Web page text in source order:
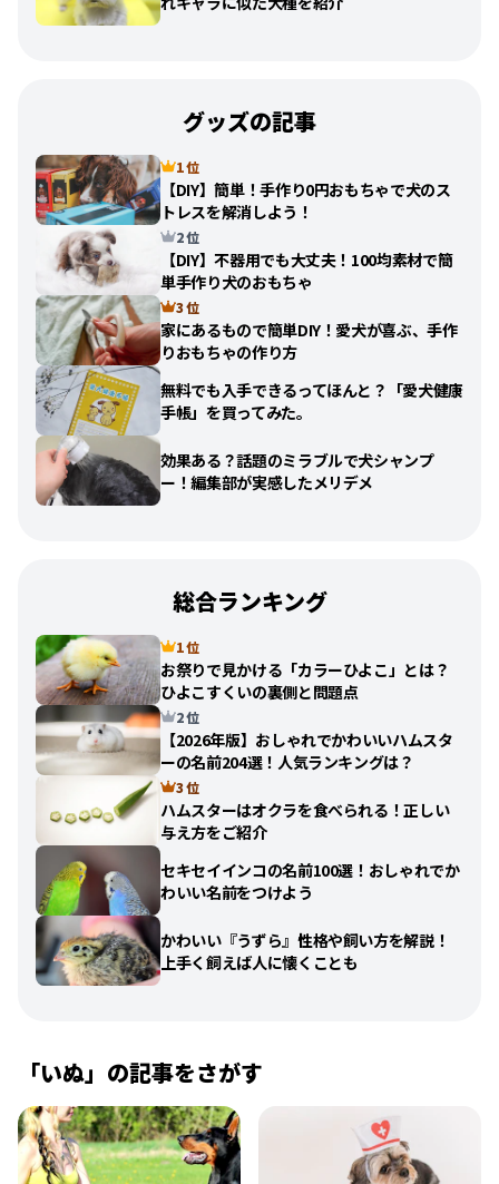
グッズの記事
1 位
【DIY】簡単！手作り0円おもちゃで犬のス
トレスを解消しよう！
2 位
【DIY】不器用でも大丈夫！100均素材で簡
単手作り犬のおもちゃ
3 位
家にあるもので簡単DIY！愛犬が喜ぶ、手作
りおもちゃの作り方
無料でも入手できるってほんと？「愛犬健康
手帳」を買ってみた。
効果ある？話題のミラブルで犬シャンプ
ー！編集部が実感したメリデメ
総合ランキング
1 位
お祭りで見かける「カラーひよこ」とは？
ひよこすくいの裏側と問題点
2 位
【2026年版】おしゃれでかわいいハムスタ
ーの名前204選！人気ランキングは？
3 位
ハムスターはオクラを食べられる！正しい
与え方をご紹介
セキセイインコの名前100選！おしゃれでか
わいい名前をつけよう
かわいい『うずら』性格や飼い方を解説！
上手く飼えば人に懐くことも
「いぬ」の記事をさがす